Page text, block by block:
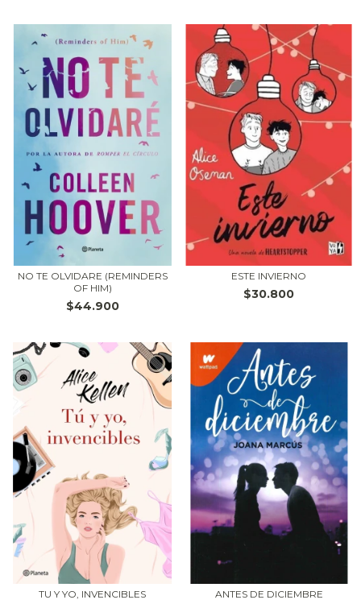
NO TE OLVIDARE (REMINDERS
OF HIM)
$44.900
ESTE INVIERNO
$30.800
TU Y YO, INVENCIBLES ANTES DE DICIEMBRE